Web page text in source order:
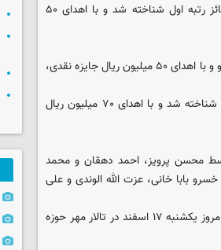
سجاد خالقی با اثر «ظلمت سفید» از استان چهار محال بختیاری حائز رتبه اول شناخته شد و با اهدای ۵۰
محمد رودگر با اثر «دخیل هفتم» از استان قم رتبه سوم را كسب كرد و و با اهدای ۵۰ میلیون ریال جایزه نقدی،
میثم امیری بشلی با اثر «انگ تی لم» از استان تهران حائز رتبه دوم شناخته شد و با اهدای ۷۰ میلیون ریال
محسن پرویز، احمد دهقان و محمد
بابا خانی، عزت الله الوندی و علی
گفتنی است مراسم اختتامیه و معرفی نفرات بر‌تر این جشنواره عصر امروز یكشنبه ۱۷ اسفند در تالار مهر حوزه